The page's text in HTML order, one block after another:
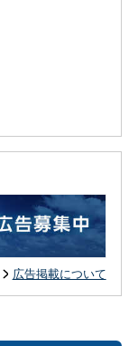
広告掲載について